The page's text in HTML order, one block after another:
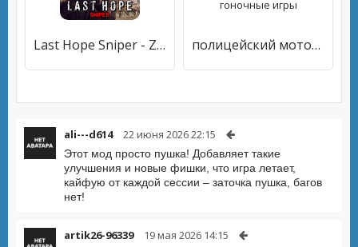
Last Hope Sniper - Zombie War: Shooting Games FPS полицейский мотоцикл шоссе наездник гоночные игры
ali---d614 22 июня 2026 22:15
Этот мод просто пушка! Добавляет такие
улучшения и новые фишки, что игра летает,
кайфую от каждой сессии – заточка пушка, багов
нет!
artik26-96339 19 мая 2026 14:15